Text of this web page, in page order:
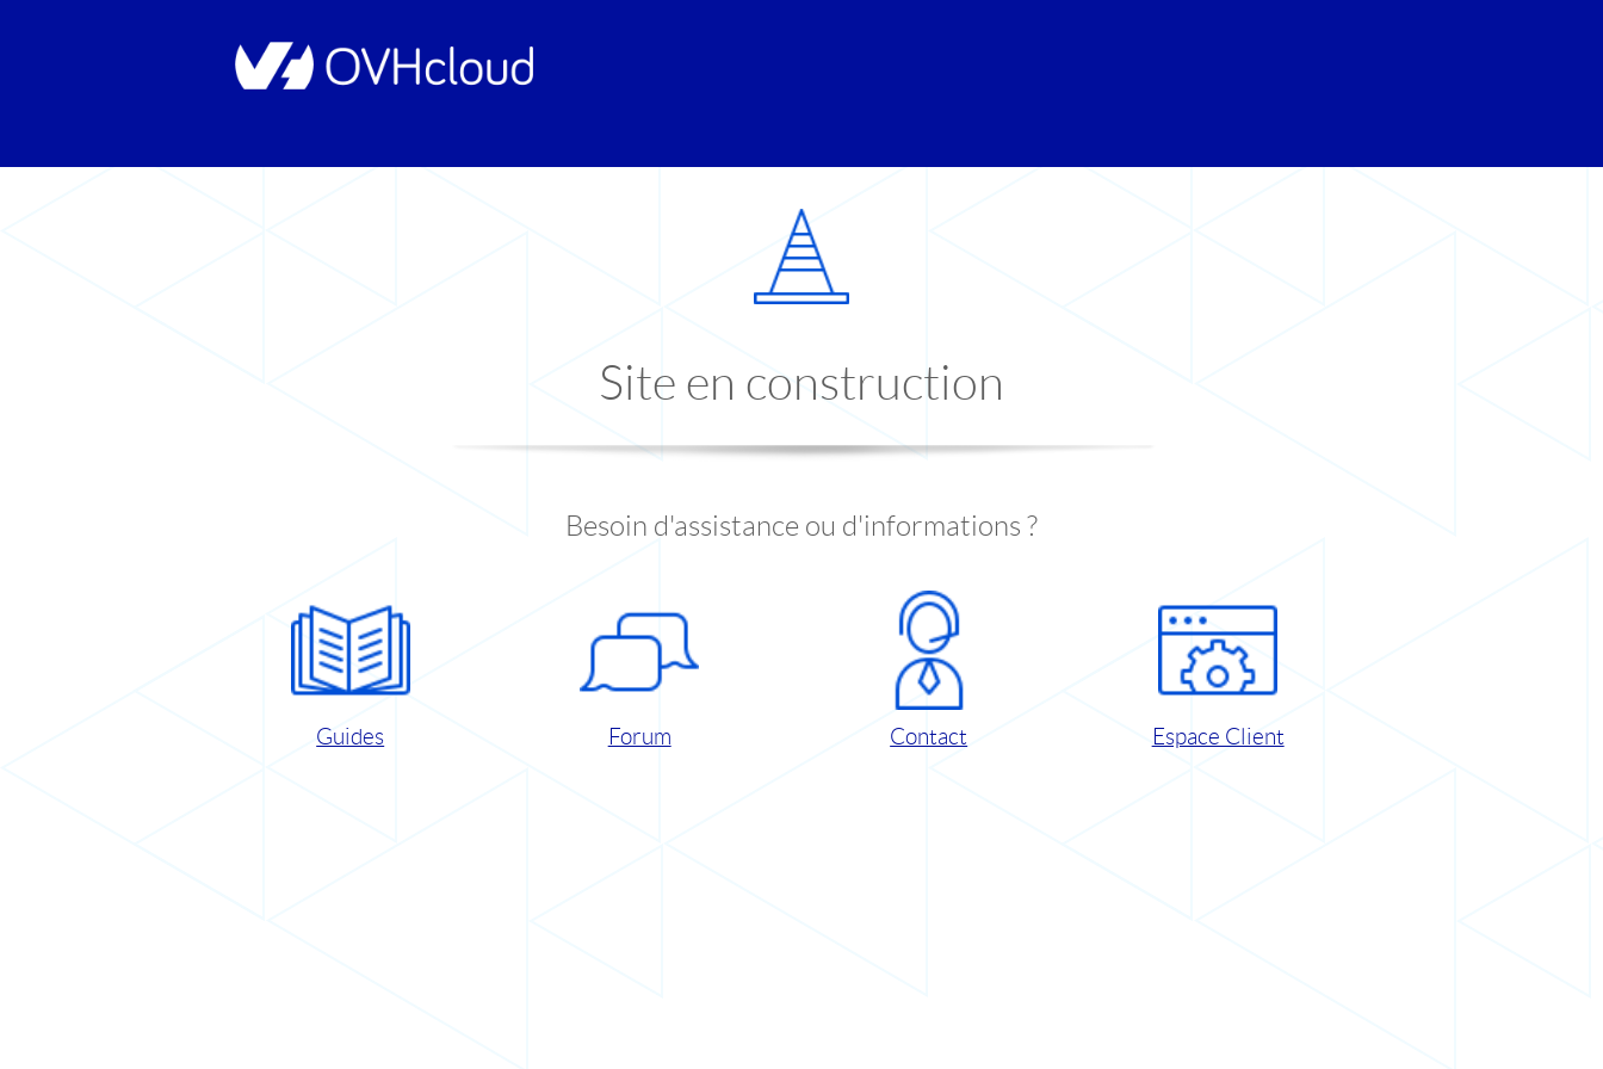
Site en construction
Besoin d'assistance ou d'informations ?
Guides Forum Contact Espace Client